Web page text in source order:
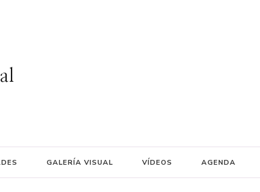
GALERÍA VISUAL VÍDEOS AGENDA